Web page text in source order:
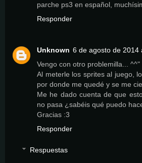
parche ps3 en español,
Responder
Unknown 6 de agosto de 2014
Vengo con otro problemilla... ^^"
Al meterle los sprites al juego,
por donde me quedé y se me
Me he dado cuenta de que
no pasa ¿sabéis qué puedo
Gracias :3
Responder
Respuestas